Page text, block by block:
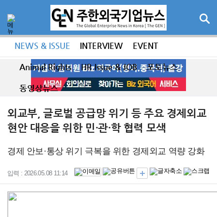
NEWS & ISSUE INTERVIEW EVENT
Animal Rights HR Issue & JOB 포토뉴스
동영상뉴스
외교부, 글로벌 공급망 위기 등 주요 경제외교
현안 대응을 위한 민·관·학 협력 모색
경제 안보·통상 위기 극복을 위한 경제외교 역량 강화
입력 : 2026.05.08 11:14